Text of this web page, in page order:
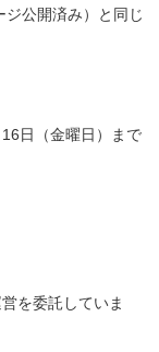
開済み）と同じ
日（金曜日）まで
を委託していま